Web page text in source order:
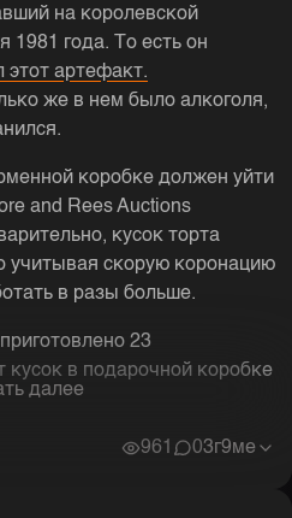
на королевской
1981 года. То есть он
этот артефакт.
же в нем было алкоголя,
коробке должен уйти
and Rees Auctions
кусок торта
учитывая скорую коронацию
в разы больше.
23
в подарочной коробке
далее
961 03г9ме